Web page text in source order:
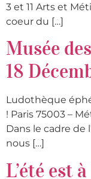
3 et 11 Arts et
coeur du […]
Musée
18
Ludothèque
! Paris 75003 –
Dans le cadre de
nous […]
L’été est